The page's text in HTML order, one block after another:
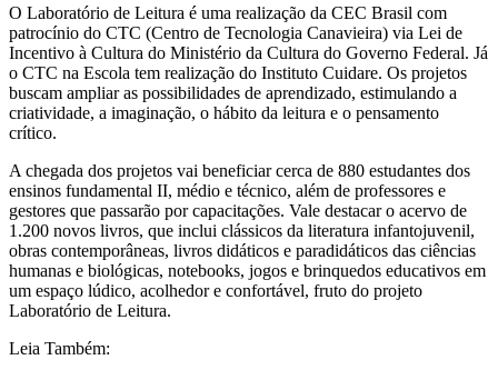
O Laboratório de Leitura é uma realização da CEC Brasil com
patrocínio do CTC (Centro de Tecnologia Canavieira) via Lei de
Incentivo à Cultura do Ministério da Cultura do Governo Federal. Já
o CTC na Escola tem realização do Instituto Cuidare. Os projetos
buscam ampliar as possibilidades de aprendizado, estimulando a
criatividade, a imaginação, o hábito da leitura e o pensamento
crítico.
A chegada dos projetos vai beneficiar cerca de 880 estudantes dos
ensinos fundamental II, médio e técnico, além de professores e
gestores que passarão por capacitações. Vale destacar o acervo de
1.200 novos livros, que inclui clássicos da literatura infantojuvenil,
obras contemporâneas, livros didáticos e paradidáticos das ciências
humanas e biológicas, notebooks, jogos e brinquedos educativos em
um espaço lúdico, acolhedor e confortável, fruto do projeto
Laboratório de Leitura.
Leia Também: